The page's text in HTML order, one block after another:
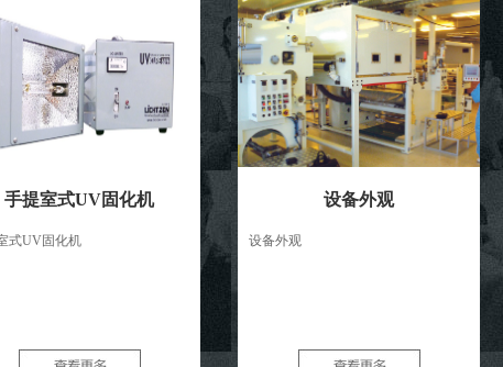
式UV固化机
化机
设备外观
设备外观 两